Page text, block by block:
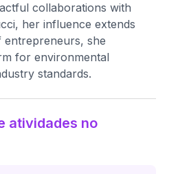
collaborations with
her influence extends
entrepreneurs, she
for environmental
standards.
atividades no